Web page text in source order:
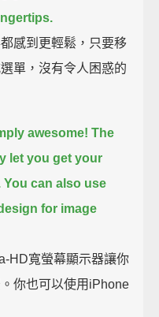
感到更輕鬆，只要移
單，沒有令人困惑的
awesome! The
let you get your
You can also use
for image
HD寬螢幕顯示器讓你
你也可以使用iPhone